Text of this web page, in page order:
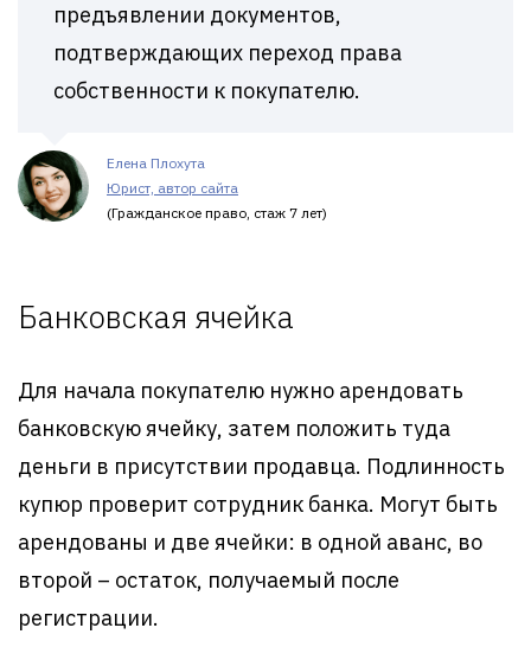
предъявлении документов,
подтверждающих переход права
собственности к покупателю.
Елена Плохута
Юрист, автор сайта
(Гражданское право, стаж 7 лет)
Банковская ячейка
Для начала покупателю нужно арендовать
банковскую ячейку, затем положить туда
деньги в присутствии продавца. Подлинность
купюр проверит сотрудник банка. Могут быть
арендованы и две ячейки: в одной аванс, во
второй – остаток, получаемый после
регистрации.